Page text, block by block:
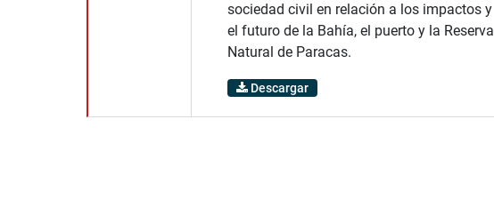
sociedad civil en relación a los impactos y
el futuro de la Bahía, el puerto y la Reserva
Natural de Paracas.
Descargar